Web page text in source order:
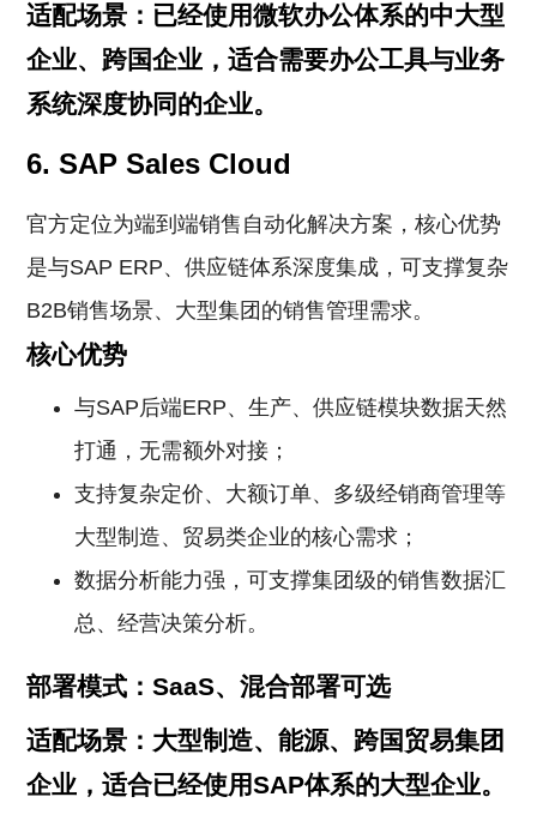
适配场景：已经使用微软办公体系的中大型
企业、跨国企业，适合需要办公工具与业务
系统深度协同的企业。
6. SAP Sales Cloud
官方定位为端到端销售自动化解决方案，核心优势
是与SAP ERP、供应链体系深度集成，可支撑复杂
B2B销售场景、大型集团的销售管理需求。
核心优势
与SAP后端ERP、生产、供应链模块数据天然
打通，无需额外对接；
支持复杂定价、大额订单、多级经销商管理等
大型制造、贸易类企业的核心需求；
数据分析能力强，可支撑集团级的销售数据汇
总、经营决策分析。
部署模式：SaaS、混合部署可选
适配场景：大型制造、能源、跨国贸易集团
企业，适合已经使用SAP体系的大型企业。